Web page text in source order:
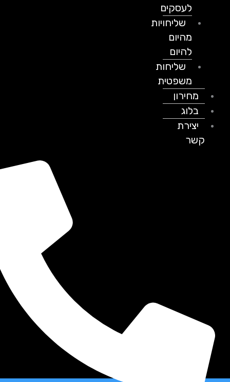
לעסקים
שליחויות
מהיום
להיום
שליחות
משפטית
מחירון
בלוג
יצירת
קשר